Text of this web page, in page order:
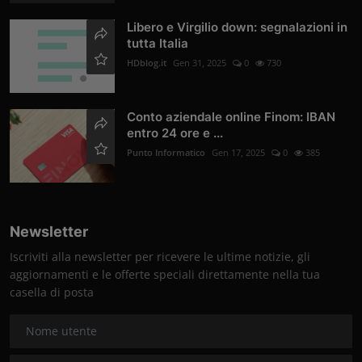
Libero e Virgilio down: segnalazioni in
tutta Italia
HDblog.it Gen 31, 2025 0 730
Conto aziendale online Finom: IBAN
entro 24 ore e ...
Punto Informatico Gen 17, 2025 0 385
Newsletter
Iscriviti alla newsletter per ricevere le ultime notizie, gli
aggiornamenti e le offerte speciali direttamente nella tua
casella di posta